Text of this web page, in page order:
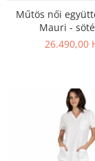
Szandál
STERILIZÁLHATÓ
TÉLI GYAPJÚ
KIVEHETŐ
Műtös női
Mauri -
26.490,00